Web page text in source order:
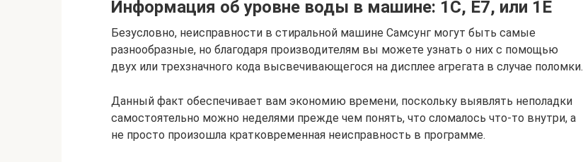
Информация об уровне воды в машине: 1С, Е7, или 1Е
Безусловно, неисправности в стиральной машине Самсунг могут быть самые
разнообразные, но благодаря производителям вы можете узнать о них с помощью
двух или трехзначного кода высвечивающегося на дисплее агрегата в случае поломки.
Данный факт обеспечивает вам экономию времени, поскольку выявлять неполадки
самостоятельно можно неделями прежде чем понять, что сломалось что-то внутри, а
не просто произошла кратковременная неисправность в программе.